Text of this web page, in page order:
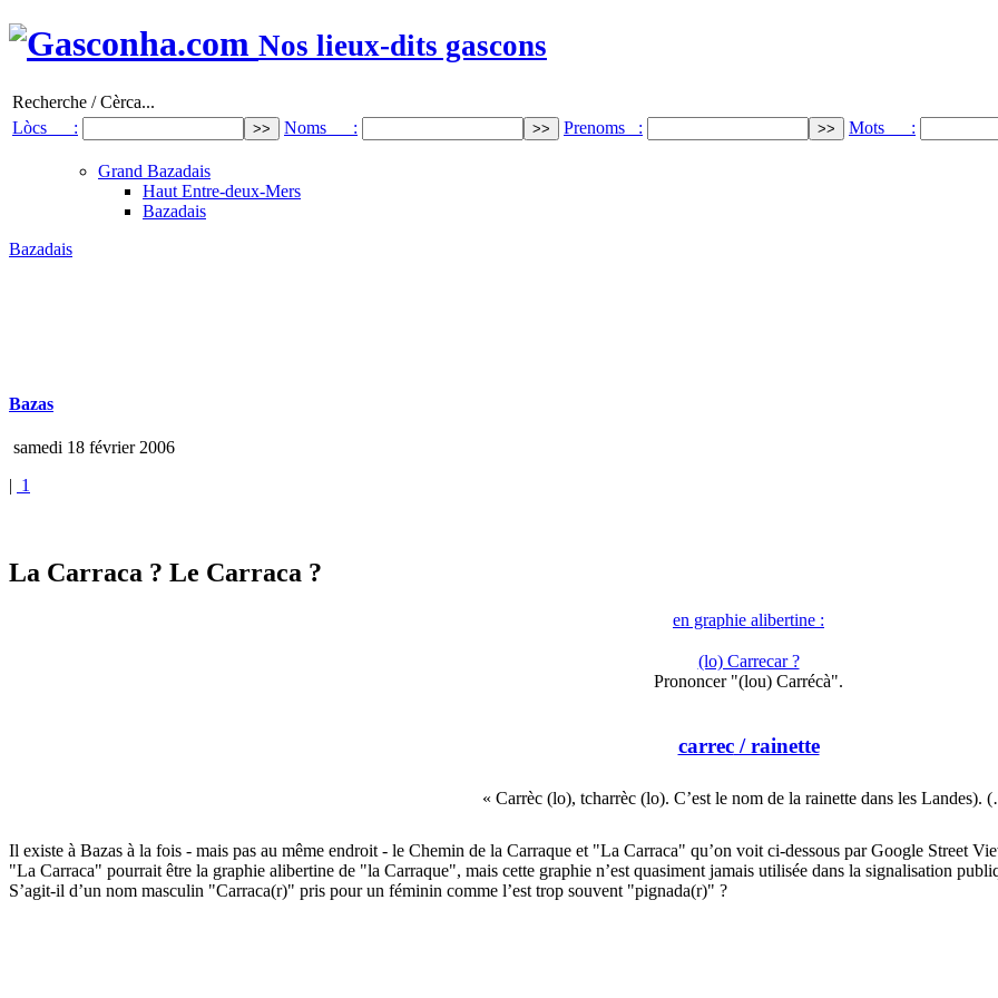
Nos lieux-dits gascons
Recherche / Cèrca...
Lòcs :
Noms : Prenoms : Mots :
Grand Bazadais
Haut Entre-deux-Mers
Bazadais
Bazadais
Bazas
samedi 18 février 2006
| 1
La Carraca ? Le Carraca ?
en graphie alibertine :
(lo) Carrecar ?
Prononcer "(lou) Carrécà".
carrec/ rainette
« Carrèc (lo), tcharrèc (lo). C’est le nom de la rainette dans les Landes).
Il existe à Bazas à la fois - mais pas au même endroit - le Chemin de la Carraque et "La Carraca" qu’on voit ci-dessous par Google Street
"La Carraca" pourrait être la graphie alibertine de "la Carraque", mais cette graphie n’est quasiment jamais utilisée dans la signalisation
S’agit-il d’un nom masculin "Carraca(r)" pris pour un féminin comme l’est trop souvent "pignada(r)" ?